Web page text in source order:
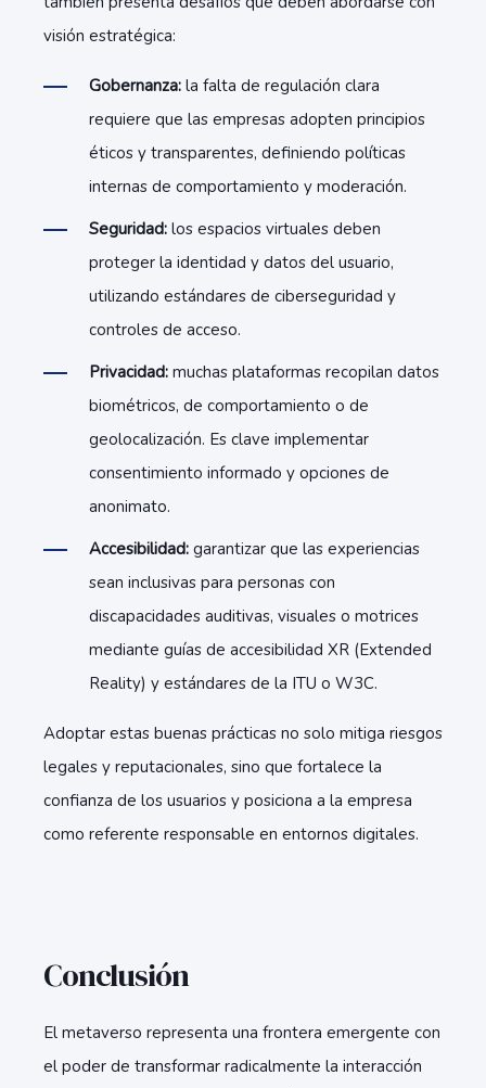
visión estratégica:
Gobernanza: la falta de regulación clara
requiere que las empresas adopten principios
éticos y transparentes, definiendo políticas
internas de comportamiento y moderación.
Seguridad: los espacios virtuales deben
proteger la identidad y datos del usuario,
utilizando estándares de ciberseguridad y
controles de acceso.
Privacidad: muchas plataformas recopilan datos
biométricos, de comportamiento o de
geolocalización. Es clave implementar
consentimiento informado y opciones de
anonimato.
Accesibilidad: garantizar que las experiencias
sean inclusivas para personas con
discapacidades auditivas, visuales o motrices
mediante guías de accesibilidad XR (Extended
Reality) y estándares de la ITU o W3C.
Adoptar estas buenas prácticas no solo mitiga riesgos
legales y reputacionales, sino que fortalece la
confianza de los usuarios y posiciona a la empresa
como referente responsable en entornos digitales.
Conclusión
El metaverso representa una frontera emergente con
el poder de transformar radicalmente la interacción